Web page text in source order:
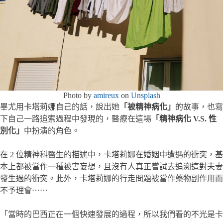
Photo by amireuxon Unsplash
畢尤用卡塔莉娜自己的話，說出她 「被精神病化」 的故事，也寫
下自己一路追索過程中發現的，醫療在這場 「精神病化 V.S. 性
別化」 中扮演的角色。
在 2 位精神科醫生的描述中，卡塔莉娜在婚姻中遭遇的衝突，基
本上都被當作一種被害妄想，且沒有人真正嘗試去追溯這對夫妻
發生過的衝突。此外，卡塔莉娜的行走問題被當作藥物副作用而
不予理會⋯⋯
「當時的巴西正在一個快速發展的過程，所以我們看的不光是卡